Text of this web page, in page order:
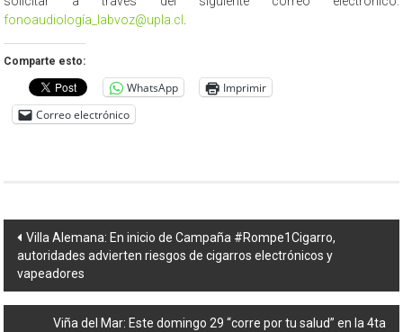
fonoaudiología_labvoz@upla.cl .
Comparte esto:
WhatsApp
Imprimir
Correo electrónico
Navegación
de
entradas
Villa Alemana: En inicio de Campaña #Rompe1Cigarro,
autoridades advierten riesgos de cigarros electrónicos y
vapeadores
Viña del Mar: Este domingo 29 “corre por tu salud” en la 4ta